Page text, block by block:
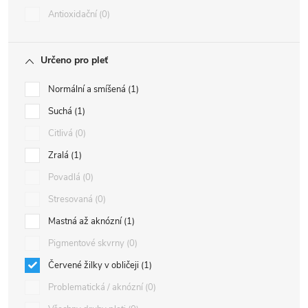
Antioxidační 0
Určeno pro pleť
Normální a smíšená 1
Suchá 1
Citlivá 0
Zralá 1
Povadlá 0
Stresovaná 0
Mastná až aknózní 1
Pigmentové skvrny 0
Červené žilky v obličeji 1
Problematická / aknózní 0